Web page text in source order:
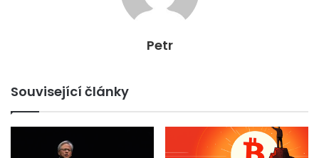
Petr
Související články